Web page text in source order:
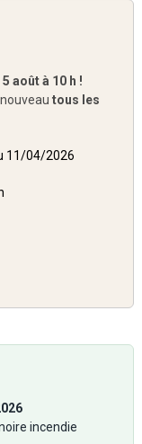
août à 10 h !
tous les
11/04/2026
incendie